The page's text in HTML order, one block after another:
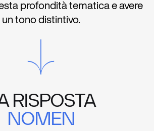
profondità tematica e avere
un tono distintivo.
RISPOSTA
NOMEN